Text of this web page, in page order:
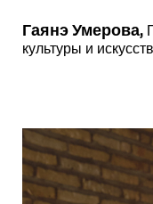
Гаянэ Умерова,
культуры и